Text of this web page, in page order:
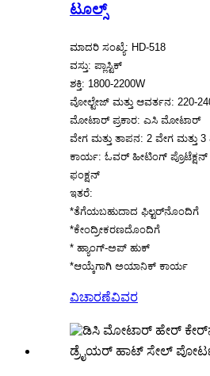
ಟೂಲ್ಸ್
ಮಾದರಿ ಸಂಖ್ಯೆ: HD-518
ವಸ್ತು: ಪ್ಲಾಸ್ಟಿಕ್
ಶಕ್ತಿ: 1800-2200W
ವೋಲ್ಟೇಜ್ ಮತ್ತು ಆವರ್ತನ: 220-
ಮೋಟಾರ್ ಪ್ರಕಾರ: ಎಸಿ ಮೋಟಾರ್
ವೇಗ ಮತ್ತು ತಾಪನ: 2 ವೇಗ ಮತ್ತು
ಕಾರ್ಯ: ಓವರ್ ಹೀಟಿಂಗ್
ಫಂಕ್ಷನ್
ಇತರೆ:
*ತೆಗೆಯಬಹುದಾದ ಫಿಲ್ಟರ್‌ನೊಂದಿಗೆ
*ಕೇಂದ್ರೀಕರಣದೊಂದಿಗೆ
* ಹ್ಯಾಂಗ್-ಅಪ್ ಹುಕ್
*ಆಯ್ಕೆಗಾಗಿ ಅಯಾನಿಕ್ ಕಾರ್ಯ
ವಿಚಾರಣೆವಿವರ